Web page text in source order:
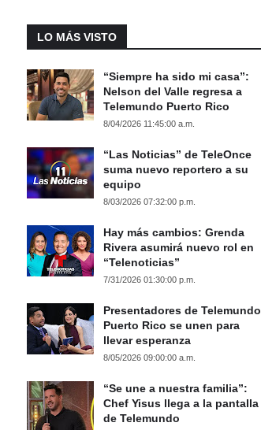
LO MÁS VISTO
“Siempre ha sido mi casa”:
Nelson del Valle regresa a
Telemundo Puerto Rico
8/04/2026 11:45:00 a.m.
“Las Noticias” de TeleOnce
suma nuevo reportero a su
equipo
8/03/2026 07:32:00 p.m.
Hay más cambios: Grenda
Rivera asumirá nuevo rol en
“Telenoticias”
7/31/2026 01:30:00 p.m.
Presentadores de Telemundo
Puerto Rico se unen para
llevar esperanza
8/05/2026 09:00:00 a.m.
“Se une a nuestra familia”:
Chef Yisus llega a la pantalla
de Telemundo